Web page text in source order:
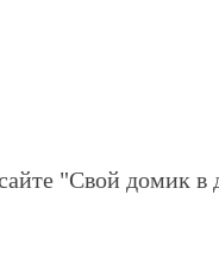
"Свой домик